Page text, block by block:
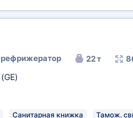
рефрижератор 22 т
(GE)
Санитарная книжка Тамож.